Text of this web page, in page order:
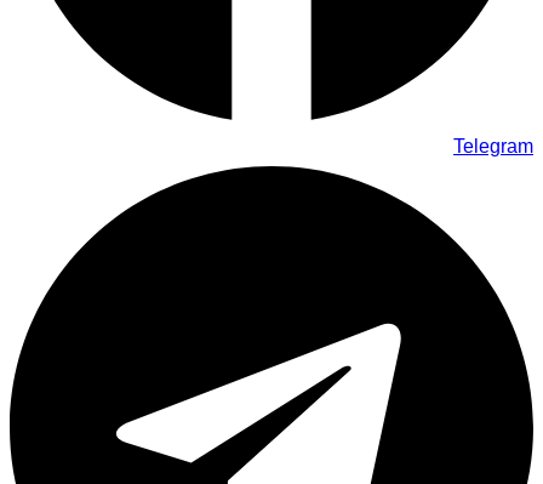
Telegram